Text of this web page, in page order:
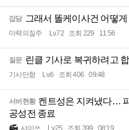
잡담 그래서 똘케이사건 어떻게
마력의질주 Lv.72 조회 229 11:56
질문 린클 기사로 복귀하려고
기사만함 Lv.6 조회 406 09:48
서버현황 켄트성은 지켜냈다…
공성전 종료
샤이쓰 Lv.25 조회 399 08:19